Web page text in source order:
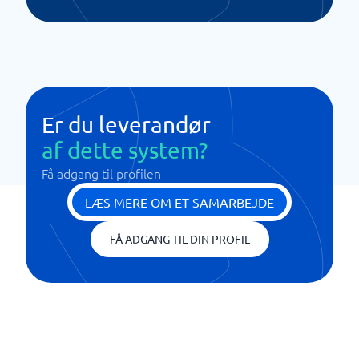
Er du leverandør
af dette system?
Få adgang til profilen
LÆS MERE OM ET SAMARBEJDE
FÅ ADGANG TIL DIN PROFIL